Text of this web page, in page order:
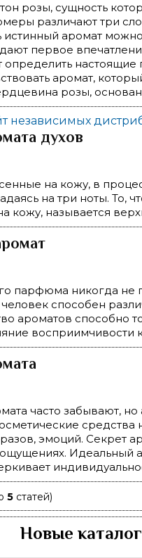
розы, сущность
различают три
аромат
первое
определить
аромат,
розы,
независимых
духов
на кожу, в
на три ноты. То,
кожу, называется
парфюма никогда не
способен
ароматов способно
восприимчивости
часто забывают, но
средства
эмоций. Секрет
Идеальный
5 статей)
Новые